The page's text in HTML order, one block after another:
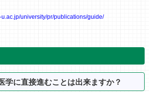
u.ac.jp/university/pr/publications/guide/
学に直接進むことは出来ますか？